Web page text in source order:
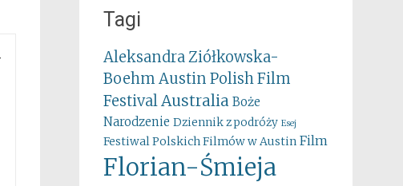
Tagi
Aleksandra Ziółkowska-
Boehm Austin Polish Film
FestivalAustralia Boże
Narodzenie Dziennik z podróży Esej
Festiwal Polskich Filmów w Austin Film
Florian-Śmieja